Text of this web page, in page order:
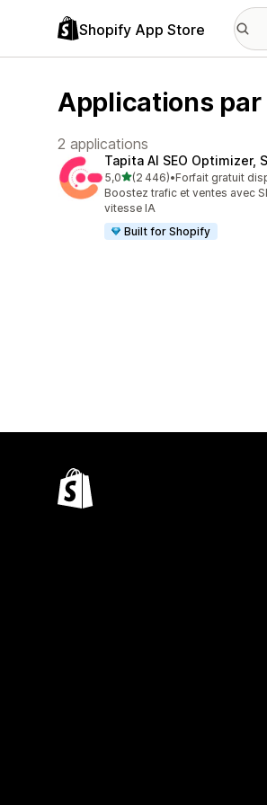
Shopify App Store
Applications par
2 applications
Tapita AI SEO Optimizer,
5,0étoile(s) sur 5
(2 446)
2446 avis au total
•Forfait gratuit
Boostez trafic et ventes avec
vitesse IA
Built for Shopify